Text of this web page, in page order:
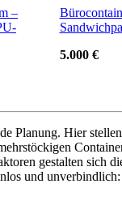
–
5.000 €
Planung. Hier
gestalten sich
und unverbindlich: